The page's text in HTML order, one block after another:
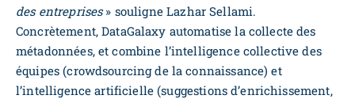
des entreprises» souligne Lazhar Sellami.
Concrètement, DataGalaxy automatise la collecte des
métadonnées, et combine l’intelligence collective des
équipes (crowdsourcing de la connaissance) et
l’intelligence artificielle (suggestions d’enrichissement,